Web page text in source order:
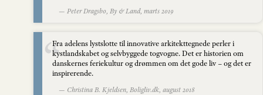
— Peter Dragsbo, By & Land, marts 2019
Fra adelens lystslotte til innovative arkitekttegnede perler i
kystlandskabet og selvbyggede togvogne. Det er historien om
danskernes feriekultur og drømmen om det gode liv – og det er
inspirerende.
— Christina B. Kjeldsen, Boligliv.dk, august 2018